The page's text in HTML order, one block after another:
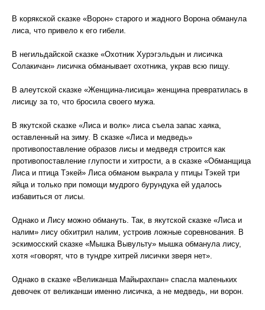
В корякской сказке «Ворон» старого и жадного Ворона обманула
лиса, что привело к его гибели.
В негильдайской сказке «Охотник Хурэгэльдын и лисичка
Солакичан» лисичка обманывает охотника, украв всю пищу.
В алеутской сказке «Женщина-лисица» женщина превратилась в
лисицу за то, что бросила своего мужа.
В якутской сказке «Лиса и волк» лиса съела запас хаяка,
оставленный на зиму. В сказке «Лиса и медведь»
противопоставление образов лисы и медведя строится как
противопоставление глупости и хитрости, а в сказке «Обманщица
Лиса и птица Тэкей» Лиса обманом выкрала у птицы Тэкей три
яйца и только при помощи мудрого бурундука ей удалось
избавиться от лисы.
Однако и Лису можно обмануть. Так, в якутской сказке «Лиса и
налим» лису обхитрил налим, устроив ложные соревнования. В
эскимосский сказке «Мышка Вывульту» мышка обманула лису,
хотя «говорят, что в тундре хитрей лисички зверя нет».
Однако в сказке «Великанша Майырахпан» спасла маленьких
девочек от великанши именно лисичка, а не медведь, ни ворон.